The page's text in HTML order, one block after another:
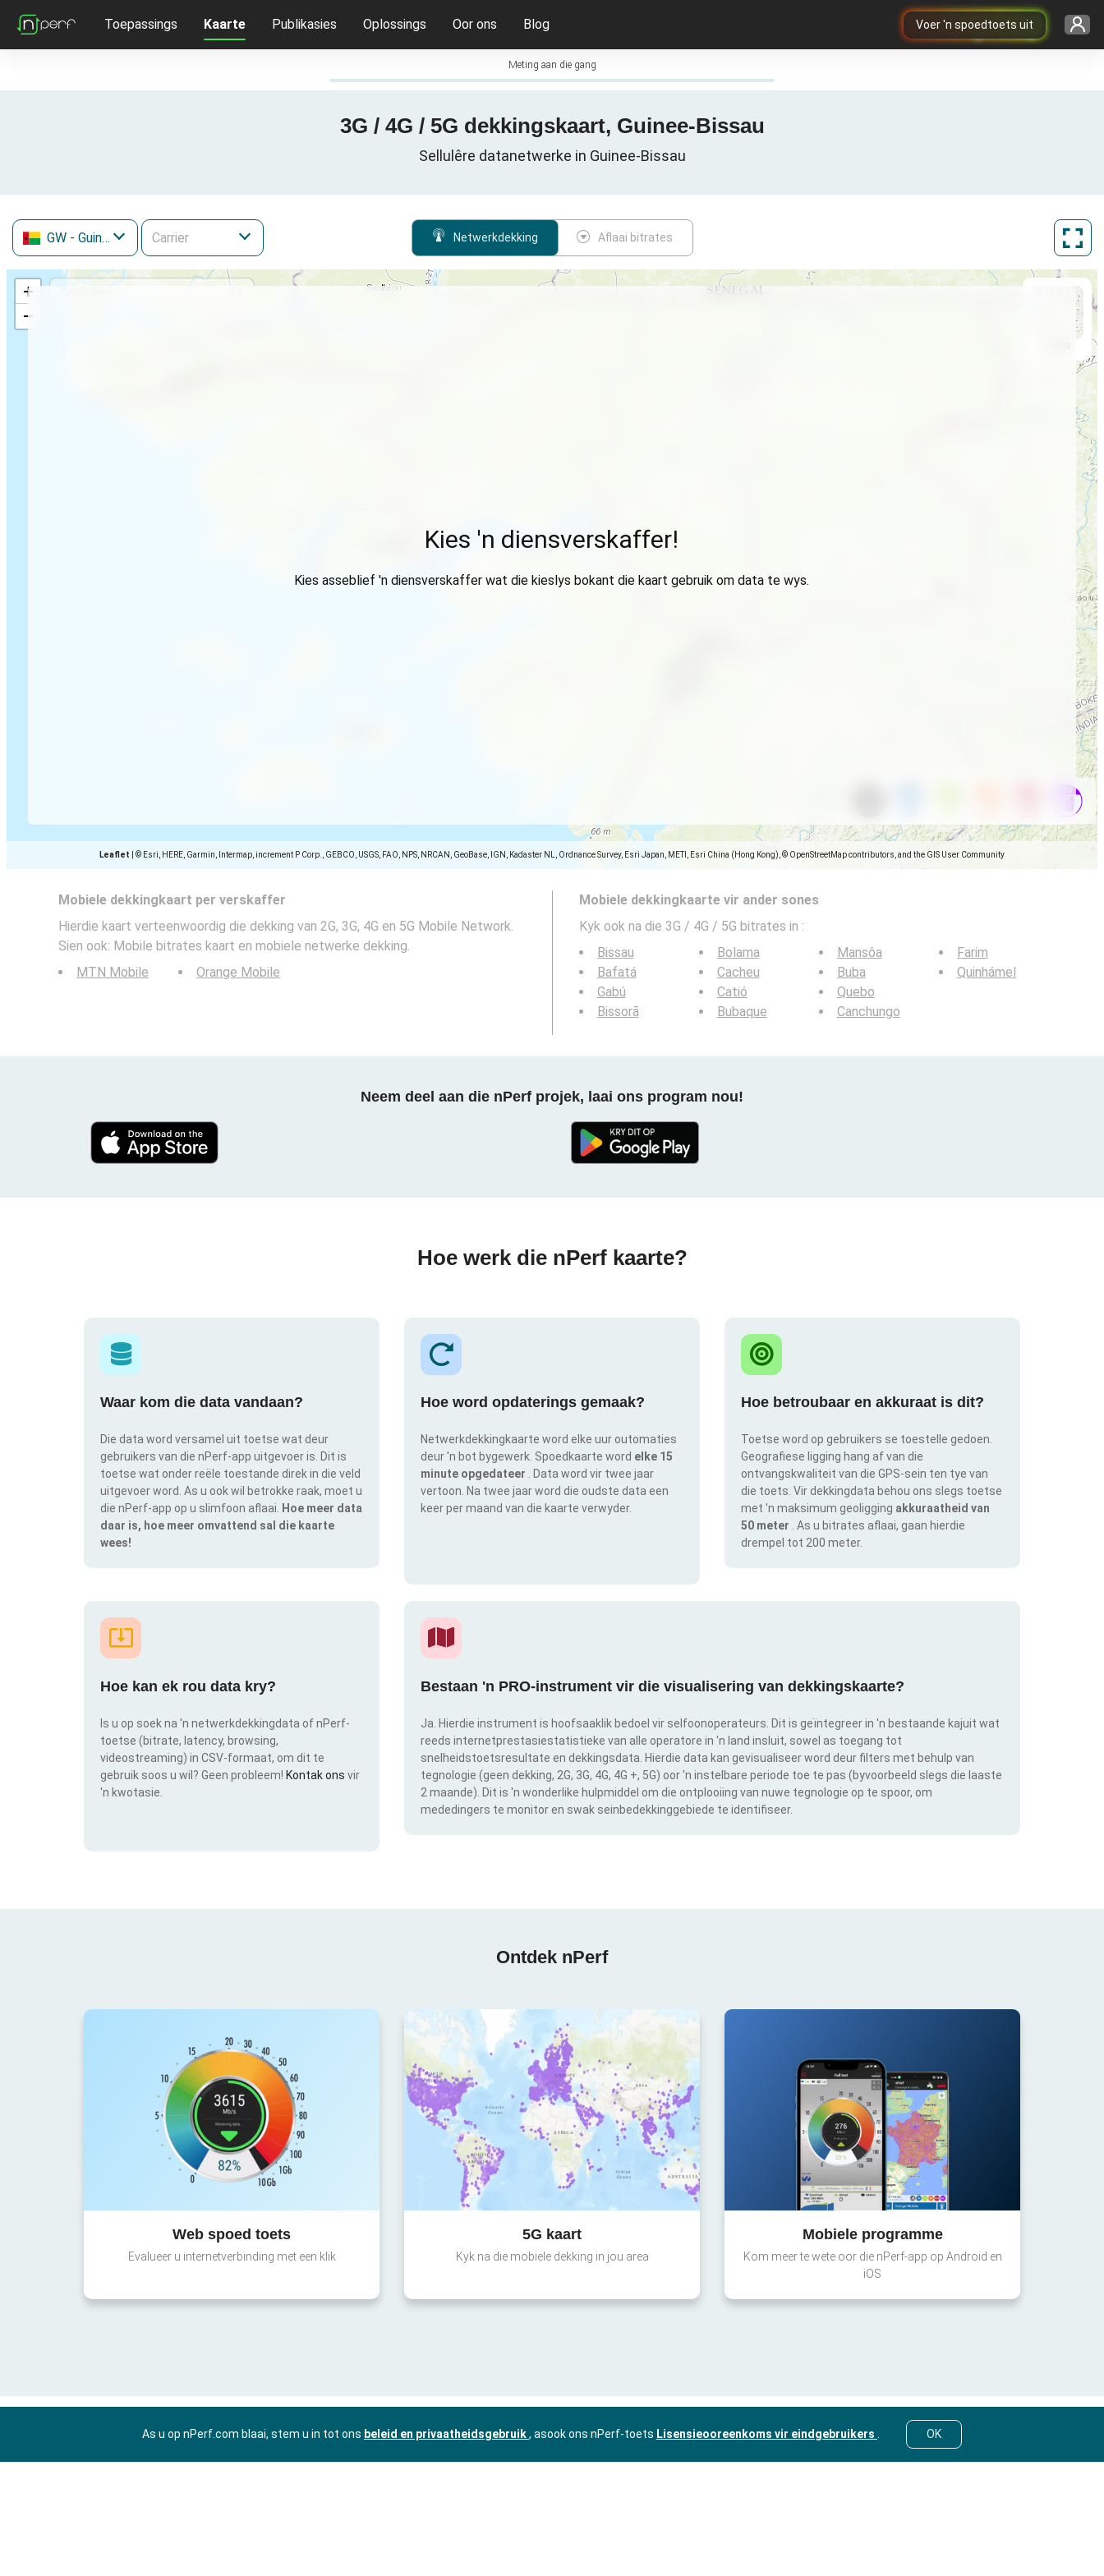
Voer 'n spoedtoets uit
Toepassings Kaarte Publikasies Oplossings Oor ons Blog
Meting aan die gang
3G / 4G / 5G dekkingskaart, Guinee-Bissau
Sellulêre datanetwerke in Guinee-Bissau
GW - Guinea-Bissau Netwerkdekking Aflaai bitrates
+
−
Leaflet © Esri, HERE, Garmin, Intermap, increment P Corp., GEBCO, USGS, FAO, NPS, NRCAN, GeoBase, IGN, Kadaster NL, Ordnance Survey, Esri Japan, METI, Esri China (Hong Kong), © OpenStreetMap contributors, and the GIS User Community
Kies 'n diensverskaffer!
Kies asseblief 'n diensverskaffer wat die kieslys bokant die kaart gebruik om data te wys.
Mobiele dekkingkaart per verskaffer
Hierdie kaart verteenwoordig die dekking van 2G, 3G, 4G en 5G Mobile Network.
Sien ook: Mobile bitrates kaart en mobiele netwerke dekking.
MTN Mobile
Orange Mobile
Mobiele dekkingkaarte vir ander sones
Kyk ook na die 3G / 4G / 5G bitrates in :
Bissau
Bafatá
Gabú
Bissorã
Bolama
Cacheu
Catió
Bubaque
Mansôa
Buba
Quebo
Canchungo
Farim
Quinhámel
Neem deel aan die nPerf projek, laai ons program nou!
Hoe werk die nPerf kaarte?
Waar kom die data vandaan?
Die data word versamel uit toetse wat deur
gebruikers van die nPerf-app uitgevoer is. Dit is
toetse wat onder reële toestande direk in die veld
uitgevoer word. As u ook wil betrokke raak, moet u
die nPerf-app op u slimfoon aflaai.
Hoe meer data
daar is, hoe meer omvattend sal die kaarte
wees!
Hoe word opdaterings gemaak?
Netwerkdekkingkaarte word elke uur outomaties
deur 'n bot bygewerk. Spoedkaarte word elke 15
minute opgedateer
. Data word vir twee jaar
vertoon. Na twee jaar word die oudste data een
keer per maand van die kaarte verwyder.
Hoe betroubaar en akkuraat is dit?
Toetse word op gebruikers se toestelle gedoen.
Geografiese ligging hang af van die
ontvangskwaliteit van die GPS-sein ten tye van
die toets. Vir dekkingdata behou ons slegs toetse
met 'n maksimum geoligging akkuraatheid van
50 meter
. As u bitrates aflaai, gaan hierdie
drempel tot 200 meter.
Hoe kan ek rou data kry?
Is u op soek na 'n netwerkdekkingdata of nPerf-
toetse (bitrate, latency, browsing,
videostreaming) in CSV-formaat, om dit te
gebruik soos u wil? Geen probleem! Kontak ons vir
'n kwotasie.
Bestaan 'n PRO-instrument vir die visualisering van dekkingskaarte?
Ja. Hierdie instrument is hoofsaaklik bedoel vir selfoonoperateurs. Dit is geïntegreer in 'n bestaande kajuit wat
reeds internetprestasiestatistieke van alle operatore in 'n land insluit, sowel as toegang tot
snelheidstoetsresultate en dekkingsdata. Hierdie data kan gevisualiseer word deur filters met behulp van
tegnologie (geen dekking, 2G, 3G, 4G, 4G +, 5G) oor 'n instelbare periode toe te pas (byvoorbeeld slegs die laaste
2 maande). Dit is 'n wonderlike hulpmiddel om die ontplooiing van nuwe tegnologie op te spoor, om
mededingers te monitor en swak seinbedekkinggebiede te identifiseer.
Ontdek nPerf
Web spoed toets
Evalueer u internetverbinding met een klik
5G kaart
Kyk na die mobiele dekking in jou area
Mobiele programme
Kom meer te wete oor die nPerf-app op Android en
iOS
As u op nPerf.com blaai, stem u in tot ons beleid en privaatheidsgebruik, asook ons nPerf-toets Lisensieooreenkoms vir eindgebruikers OK